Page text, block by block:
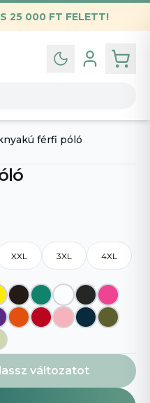
25 000 FT FELETT!
férfi póló
XXL 3XL 4XL
változatot